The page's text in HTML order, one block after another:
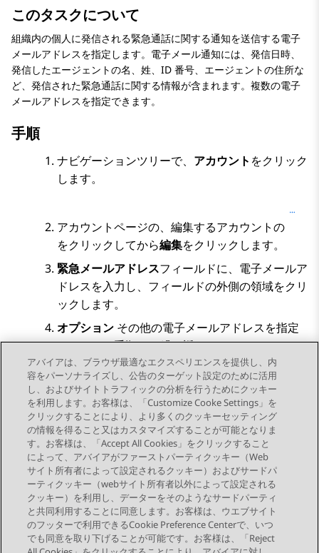
このタスクについて
組織内の個人に発信される緊急通話に関する通知を送信する電子
メールアドレスを指定します。電子メール通知には、発信日時、
発信したエージェントの名、姓、ID 番号、エージェントの住所な
ど、発信された緊急通話に関する情報が含まれます。複数の電子
メールアドレスを指定できます。
手順
ナビゲーションツリーで、 アカウント をクリック
します。
アカウントページの、編集するアカウントの
をクリックしてから編集をクリックします。
緊急メールアドレスフィールドに、電子メールア
ドレスを入力し、フィールドの外側の領域をクリ
ックします。
オプション その他の電子メールアドレスを指定
するには、手順 3 を繰り返します。
アカウントページの上部で、保存をクリックしま
す。
Send Feedback
トピックナビゲーション
前のトピック 次のトピック
アバイアは、ブラウザ最適なエクスペリエンスを提供し、内
容をパーソナライズし、公告のターゲット設定のために活用
し、およびサイトトラフィックの分析を行うためにクッキー
を利用します。お客様は、「Customize Cooke Settings」を
クリックすることにより、より多くのクッキーセッティング
の情報を得ること又はカスタマイズすることが可能となりま
す。お客様は、「Accept All Cookies」をクリックすること
によって、アバイアがファーストパーティクッキー（Web
サイト所有者によって設定されるクッキー）およびサードパ
ーティクッキー（webサイト所有者以外によって設定される
クッキー）を利用し、データーをそのようなサードパーティ
と共同利用することに同意します。お客様は、ウエブサイト
のフッターで利用できるCookie Preference Centerで、いつ
でも同意を取り下げることが可能です。お客様は、「Reject